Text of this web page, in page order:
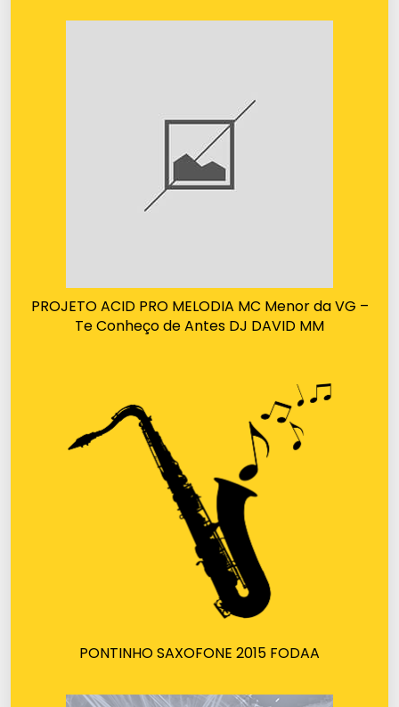
PROJETO ACID PRO MELODIA MC Menor da VG –
Te Conheço de Antes DJ DAVID MM
PONTINHO SAXOFONE 2015 FODAA